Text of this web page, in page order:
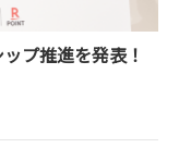
険、がん保険など
ケティングを私の
プ推進を発表！